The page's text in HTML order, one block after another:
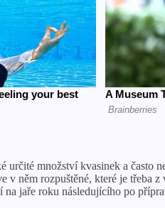
určité množství kvasinek a
něm rozpuštěné, které je třeba
jaře roku následujícího po